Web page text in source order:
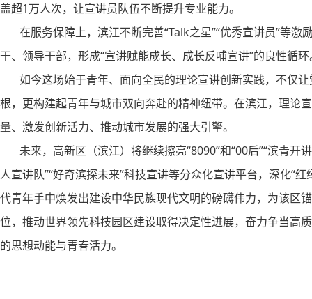
盖超1万人次，让宣讲员队伍不断提升专业能力。
在服务保障上，滨江不断完善“Talk之星”“优秀宣讲员”等激
干、领导干部，形成“宣讲赋能成长、成长反哺宣讲”的良性循环
如今这场始于青年、面向全民的理论宣讲创新实践，不仅
根，更构建起青年与城市双向奔赴的精神纽带。在滨江，理论
量、激发创新活力、推动城市发展的强大引擎。
未来，高新区（滨江）将继续擦亮“8090”和“00后”“滨青开
人宣讲队”“好奇滨探未来”科技宣讲等分众化宣讲平台，深化“
代青年手中焕发出建设中华民族现代文明的磅礴伟力，为该区
位，推动世界领先科技园区建设取得决定性进展，奋力争当高
的思想动能与青春活力。